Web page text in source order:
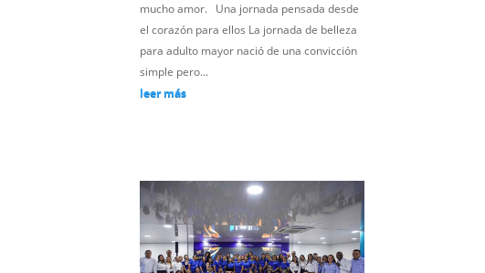
mucho amor. Una jornada pensada desde
el corazón para ellos La jornada de belleza
para adulto mayor nació de una convicción
simple pero...
leer más